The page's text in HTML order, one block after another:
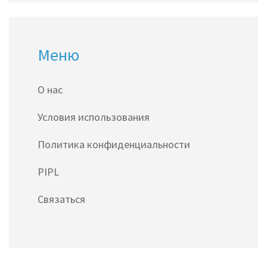
Меню
О нас
Условия использования
Политика конфиденциальности
PIPL
Связаться